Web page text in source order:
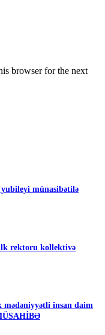
browser for the next
münasibətilə
rektoru kollektivə
mədəniyyətli insan daim